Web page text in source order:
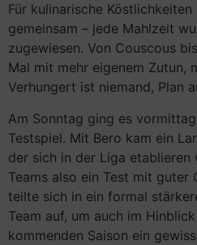
Für kulinarische
gemeinsam – jede Mahlzeit
zugewiesen. Von Couscous
Mal mit mehr eigenem Zutun,
Verhungert ist niemand, Plan
Am Sonntag ging es
Testspiel. Mit Bero kam ein
der sich in der Liga etablieren
Teams also ein Test mit guter
teilte sich in ein formal
Team auf, um auch im
kommenden Saison ein